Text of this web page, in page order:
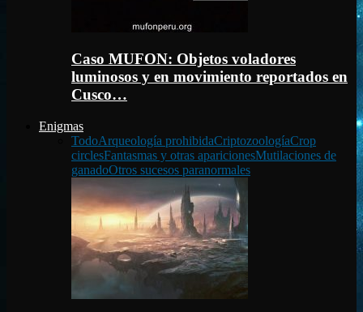
Caso MUFON: Objetos voladores
luminosos y en movimiento reportados en
Cusco…
Enigmas
TodoArqueología prohibidaCriptozoologíaCrop
circlesFantasmas y otras aparicionesMutilaciones de
ganadoOtros sucesos paranormales